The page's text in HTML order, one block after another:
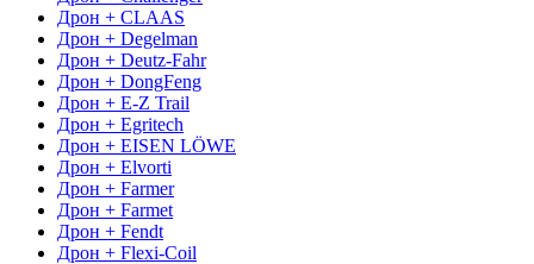
Дрон + CLAAS
Дрон + Degelman
Дрон + Deutz-Fahr
Дрон + DongFeng
Дрон + E-Z Trail
Дрон + Egritech
Дрон + EISEN LÖWE
Дрон + Elvorti
Дрон + Farmer
Дрон + Farmet
Дрон + Fendt
Дрон + Flexi-Coil